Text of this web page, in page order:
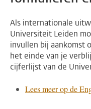
Als internationale
Universiteit Leiden
invullen bij aankomst
het einde van je
cijferlijst van de
Lees meer op de